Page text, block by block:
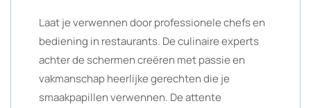
Laat je verwennen door professionele chefs en
bediening in restaurants. De culinaire experts
achter de schermen creëren met passie en
vakmanschap heerlijke gerechten die je
smaakpapillen verwennen. De attente